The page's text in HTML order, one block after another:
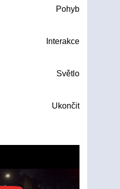
Pohyb
Interakce
Světlo
Ukončit